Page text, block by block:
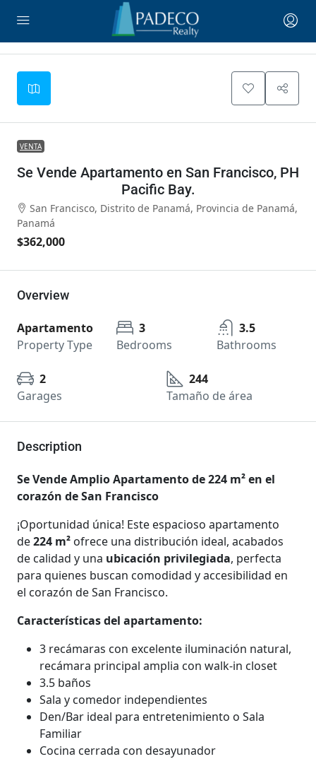
+
VENTA
Se Vende Apartamento en San Francisco, PH
Pacific Bay.
San Francisco, Distrito de Panamá, Provincia de Panamá,
Panamá
$362,000
Overview
Apartamento
Property Type
3
Bedrooms
3.5
Bathrooms
2
Garages
244
Tamaño de área
Description
Se Vende Amplio Apartamento de 224 m² en el
corazón de San Francisco
¡Oportunidad única! Este espacioso apartamento
de224 m² ofrece una distribución ideal, acabados
de calidad y una ubicación privilegiada, perfecta
para quienes buscan comodidad y accesibilidad en
el corazón de San Francisco.
Características del apartamento:
3 recámaras con excelente iluminación natural,
recámara principal amplia con walk-in closet
3.5 baños
Sala y comedor independientes
Den/Bar ideal para entretenimiento o Sala
Familiar
Cocina cerrada con desayunador